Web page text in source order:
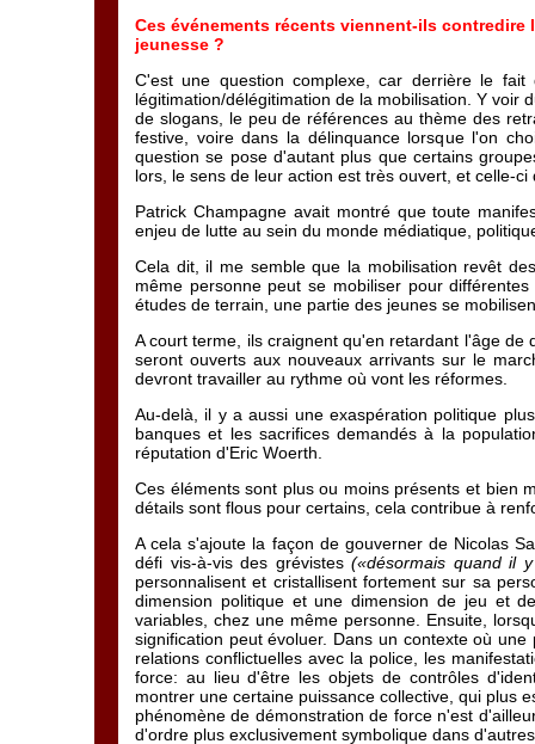
Ces événements récents viennent-ils
jeunesse ?
C'est une question complexe, car derrière le
légitimation/délégitimation de la mobilisation. Y voir
de slogans, le peu de références au thème des
festive, voire dans la délinquance lorsque l'on
question se pose d'autant plus que certains
lors, le sens de leur action est très ouvert, et celle-
Patrick Champagne avait montré que toute
enjeu de lutte au sein du monde médiatique,
Cela dit, il me semble que la mobilisation revêt
même personne peut se mobiliser pour
études de terrain, une partie des jeunes se
A court terme, ils craignent qu'en retardant l'âge
seront ouverts aux nouveaux arrivants sur le
devront travailler au rythme où vont les réformes.
Au-delà, il y a aussi une exaspération politique
banques et les sacrifices demandés à la
réputation d'Eric Woerth.
Ces éléments sont plus ou moins présents et bien
détails sont flous pour certains, cela contribue à
A cela s'ajoute la façon de gouverner de Nicolas
défi vis-à-vis des grévistes («désormais quand il
personnalisent et cristallisent fortement sur sa
dimension politique et une dimension de jeu et
variables, chez une même personne. Ensuite,
signification peut évoluer. Dans un contexte où
relations conflictuelles avec la police, les
force: au lieu d'être les objets de contrôles
montrer une certaine puissance collective, qui plus
phénomène de démonstration de force n'est
d'ordre plus exclusivement symbolique dans